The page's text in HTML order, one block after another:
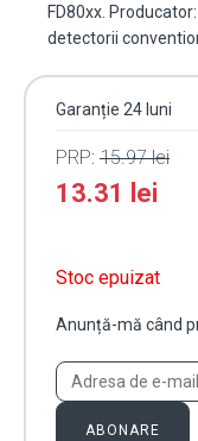
FD80xx.
detectorii
Garanție 24 luni
PRP: 15.97lei
13.31 lei
Stoc epuizat
Anunță-mă când
ABONARE